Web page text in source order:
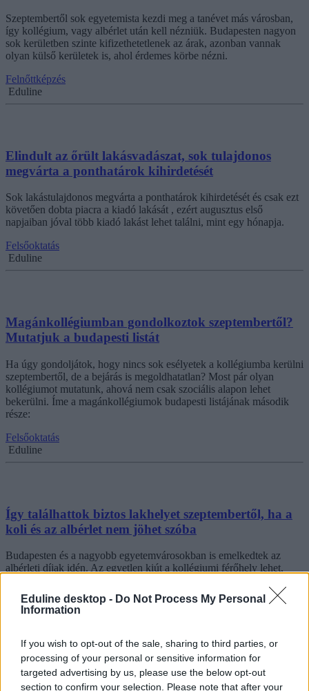
Eduline desktop - Do Not Process My Personal
Information
If you wish to opt-out of the sale, sharing to third parties, or
processing of your personal or sensitive information for
targeted advertising by us, please use the below opt-out
section to confirm your selection. Please note that after your
Szeptembertől sok egyetemista kezdi meg a tanévet más városban,
így kollégium, vagy albérlet után kell nézniük. Budapesten nagyon
sok kerületben szinte kifizethetetlenek az árak, azonban vannak
olyan külső kerületek is, ahol érdemes körbe nézni.
Felnőttképzés
Eduline
Elindult az őrült lakásvadászat, sok tulajdonos
megvárta a ponthatárok kihirdetését
Sok lakástulajdonos megvárta a ponthatárok kihirdetését és csak ezt
követően dobta piacra a kiadó lakását , ezért augusztus első
napjaiban jóval több kiadó lakást lehet találni, mint egy hónapja.
Felsőoktatás
Eduline
Magánkollégiumban gondolkoztok szeptembertől?
Mutatjuk a budapesti listát
Ha úgy gondoljátok, hogy nincs sok esélyetek a kollégiumba kerülni
szeptembertől, de a bejárás is megoldhatatlan? Most pár olyan
kollégiumot mutatunk, ahová nem csak szociális alapon lehet
bekerülni. Íme a magánkollégiumok budapesti listájának második
része:
Felsőoktatás
Eduline
Így találhattok biztos lakhelyet szeptembertől, ha a
koli és az albérlet nem jöhet szóba
Budapesten és a nagyobb egyetemvárosokban is emelkedtek az
albérleti díjak idén. Az egyetlen kiút a kollégiumi férőhely lehet,
még szóba jöhetnek a magánkollégiumok is. Mutatjuk, mennyibe
kerülnek és hol vannak a budapesti magánkollégiumok.
Eduline